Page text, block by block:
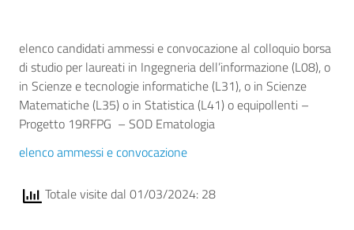
elenco candidati ammessi e convocazione al colloquio borsa
di studio per laureati in Ingegneria dell’informazione (L08), o
in Scienze e tecnologie informatiche (L31), o in Scienze
Matematiche (L35) o in Statistica (L41) o equipollenti –
Progetto 19RFPG – SOD Ematologia
elenco ammessi e convocazione
Totale visite dal 01/03/2024: 28